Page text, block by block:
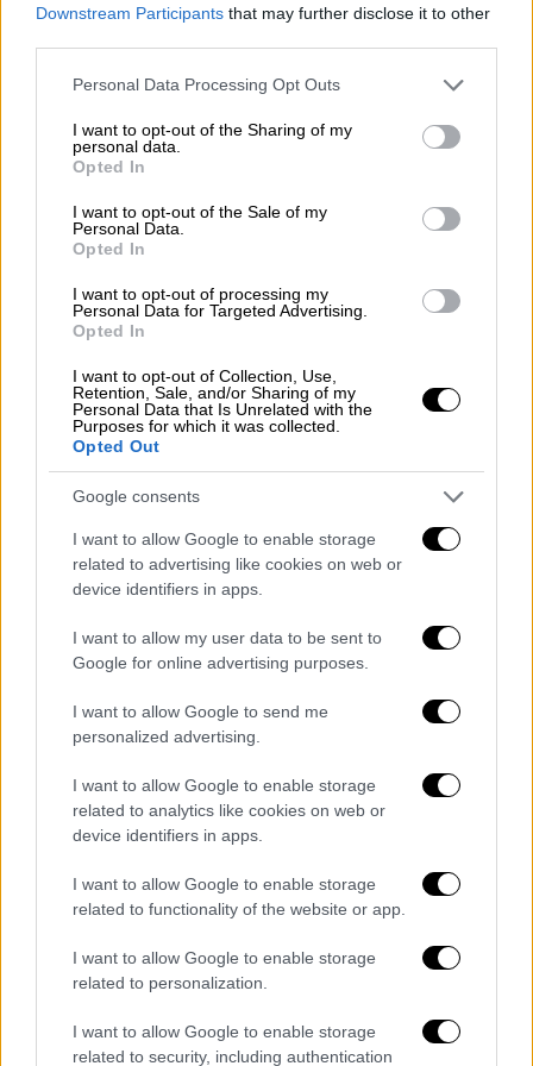
Downstream Participants that may further disclose it to other
Please note that this website/app uses one or more Google
not limited to your visit or usage behaviour. You may click to
grant or deny consent to Google and its third-party tags to
use your data for below specified purposes in below Google
consent section.
Personal Data Processing Opt Outs
I want to opt-out of the Sharing of my
personal data.
Opted In
I want to opt-out of the Sale of my
Personal Data.
Opted In
I want to opt-out of processing my
Personal Data for Targeted Advertising.
Opted In
I want to opt-out of Collection, Use,
Retention, Sale, and/or Sharing of my
Personal Data that Is Unrelated with the
Purposes for which it was collected.
Opted Out
Google consents
I want to allow Google to enable storage
related to advertising like cookies on web or
device identifiers in apps.
I want to allow my user data to be sent to
Google for online advertising purposes.
I want to allow Google to send me
personalized advertising.
I want to allow Google to enable storage
related to analytics like cookies on web or
device identifiers in apps.
I want to allow Google to enable storage
related to functionality of the website or app.
I want to allow Google to enable storage
related to personalization.
I want to allow Google to enable storage
related to security, including authentication
Ο ανεξάρτητος βουλευτής που
νυποστήριξε ότι το «το περιστατικό
ξεκίνησε από την ομιλία του κυρίου Χήτα για
την άρση ασυλίας του κ. Βελόπουλουπου
προέρχεται από μια μήνυση που έχει
καταθέσει ο πατέρας μου εδώ και 2-2,5
χρόνια περίπου γιασυκοφαντική δυσφήμιση
μέσα από έναν ψεύτικο λογαριασμό στο X. Ο
είπε πως ο κ. Βελόπουλος δεν έχει καμία
σχέση με τη συγκεκριμένη υπόθεση. Εγώ
εκείνη τη στιγμή γύρισα και του είπα απλώς
ότι'αυτά θα τα κρίνουν τα δικαστήρια, όχι
Εκείνη τη στιγμή,
και χωρίς να
του έχω μιλήσει,πετάχτηκε ο κ. Γραμμένος
και μου λέει "βούλωσέ το εσύ σκουπίδι".
Γυρνάω και του λέω "
'θα σου γ... τη μ... εσένα".Του λέω 'τι είπες'.
Φεύγει εκείνη τη στιγμή και ξανακάθομαι στη
θέση μου» είπε, μιλώντας στην ΑΝΤ1.
Μετά από αυτή την επαίσχυντο διάλογο που
εκτυλίχθηκε στην Ολομέλεια της
Βουλής
δύο βουλευτές συναντήθηκαν στον
διάδρομο. «Ξαναγυρνάει προκαλώντας,
έκανε κ...δάχτυλα με χειροπέδες
, μου λέει
"εσένατη μανούλα σου θα γ... παλιόπ...",μου
χειροπέδες μέσα'. Φεύγω εκείνη τη στιγμή,
επειδή δεν ανέχομαι κανέναν να μου βρίζει
τη μητέρα μου που είναι ότι πιο ιερό έχω και
νομίζω ότι είναι για όλο τον κόσμο, βγήκα